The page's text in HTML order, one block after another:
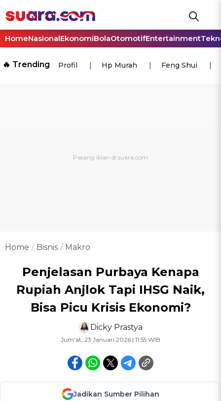
HomeNasionalEkonomiBolaOtomotifEntertainment
🔥 Trending Profil Hp Murah Feng Shui
Home Bisnis Makro
Penjelasan Purbaya Kenapa
Rupiah Anjlok Tapi IHSG Naik,
Bisa Picu Krisis Ekonomi?
Dicky Prastya
Jum'at, 23 Januari 2026 | 11:55 WIB
Jadikan Sumber Pilihan